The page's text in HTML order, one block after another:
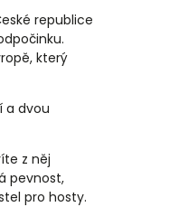
republice
který
a dvou
z něj
pevnost,
pro hosty.